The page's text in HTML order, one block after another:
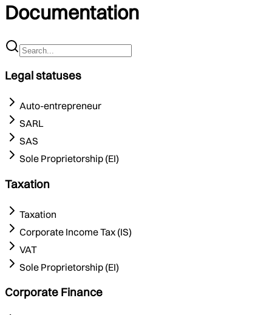
Documentation
Legal statuses
Auto-entrepreneur
SARL
SAS
Sole Proprietorship (EI)
Taxation
Taxation
Corporate Income Tax (IS)
VAT
Sole Proprietorship (EI)
Corporate Finance